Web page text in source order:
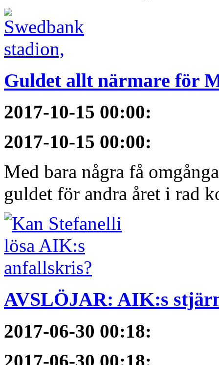
Guldet allt närmare för
2017-10-15 00:00:
2017-10-15 00:00:
Med bara några få
guldet för andra året i rad
AVSLÖJAR: AIK:s
2017-06-30 00:18:
2017-06-30 00:18: